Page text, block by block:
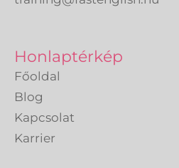
Honlaptérkép
Főoldal
Blog
Kapcsolat
Karrier